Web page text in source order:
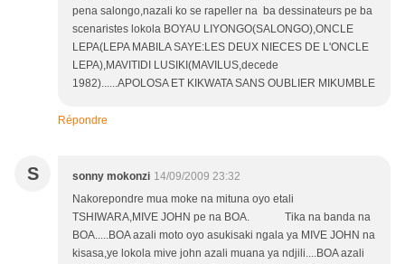
pena salongo,nazali ko se rapeller na ba dessinateurs pe ba
scenaristes lokola BOYAU LIYONGO(SALONGO),ONCLE
LEPA(LEPA MABILA SAYE:LES DEUX NIECES DE L'ONCLE
LEPA),MAVITIDI LUSIKI(MAVILUS,decede
1982)......APOLOSA ET KIKWATA SANS OUBLIER MIKUMBLE
Répondre
S sonny mokonzi 14/09/2009 23:32
Nakorepondre mua moke na mituna oyo etali
TSHIWARA,MIVE JOHN pe na BOA. Tika na banda na
BOA.....BOA azali moto oyo asukisaki ngala ya MIVE JOHN na
kisasa,ye lokola mive john azali muana ya ndjili....BOA azali